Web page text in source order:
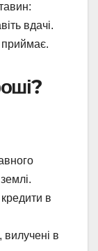
вдачі.
приймає.
в
в